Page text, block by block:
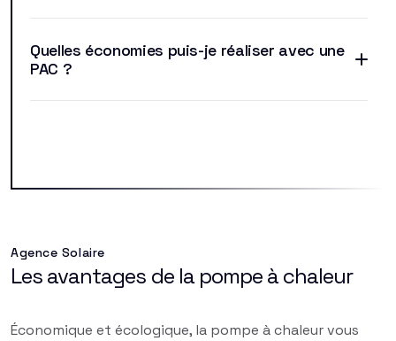
Quelles économies puis-je réaliser avec une
PAC ?
Agence Solaire
Les avantages de la pompe à chaleur
Économique et écologique, la pompe à chaleur vous